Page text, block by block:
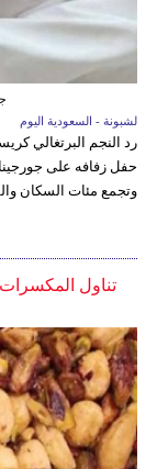
لشبونة - السعودية اليوم
رد النجم البرتغالي
حفل زفافه على
وتجمع مئات السكان
تناول